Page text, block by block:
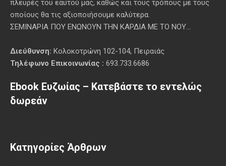
πλευρές του εαυτού μας, καθώς και τους τρόπους με τους
οποίους θα τις αξιοποιήσουμε καλύτερα.
ΣΕΜΙΝΑΡΙΑ ΠΟΥ ΕΝΩΝΟΥΝ ΤΗΝ ΚΑΡΔΙΑ ΜΕ ΤΟ ΝΟΥ...
Διεύθυνση:Κολοκοτρώνη 102-104, Πειραιάς
Τηλέφωνο Επικοινωνίας : 693.733.6686
Ebook Ευζωίας – Κατεβάστε το εντελώς
δωρεάν
Κατηγορίες Άρθρων